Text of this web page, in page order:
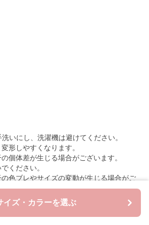
イズ・カラーを選ぶ
いにし、洗濯機は避けてください。
変形しやすくなります。
の個体差が生じる場合がございます。
でください。
の色ブレやサイズの変動が生じる場合がご
よって、画像と実際の商品に色の差があ
濯することは避けて頂き、保管の際も淡